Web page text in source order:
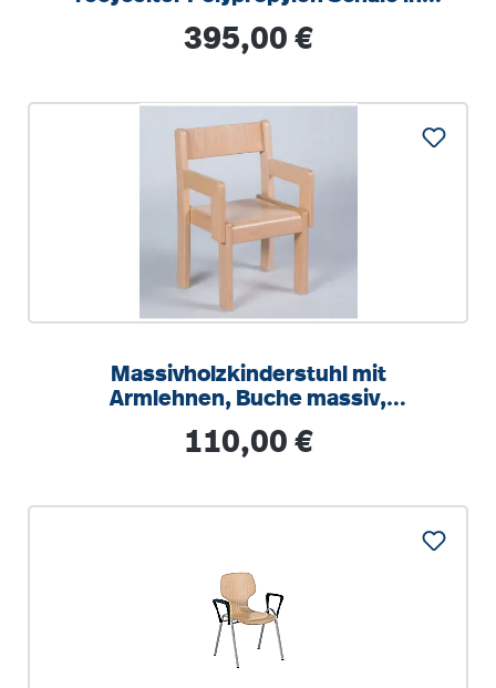
Regulärer Preis:
395,00 €
Massivholzkinderstuhl mit
Armlehnen, Buche massiv,
Regulärer Preis:
110,00 €